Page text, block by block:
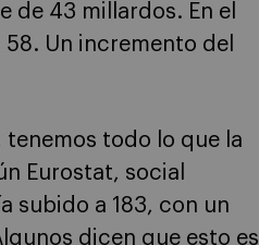
de 43 millardos. En el
Un incremento del
tenemos todo lo que la
Eurostat, social
subido a 183, con un
dicen que esto es